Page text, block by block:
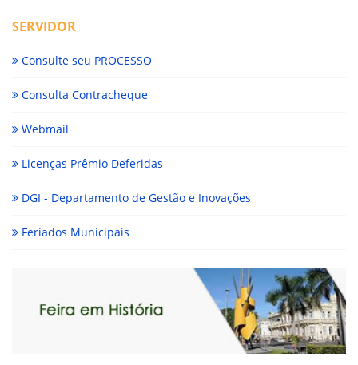
SERVIDOR
Consulte seu PROCESSO
Consulta Contracheque
Webmail
Licenças Prêmio Deferidas
DGI - Departamento de Gestão e Inovações
Feriados Municipais